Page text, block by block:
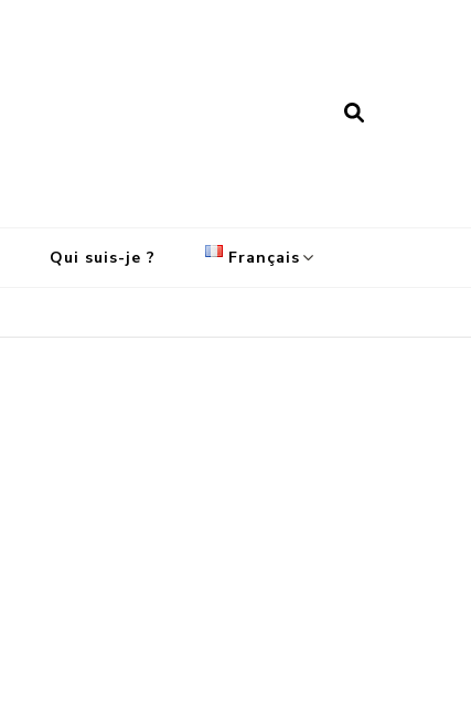
Qui suis-je ? Français